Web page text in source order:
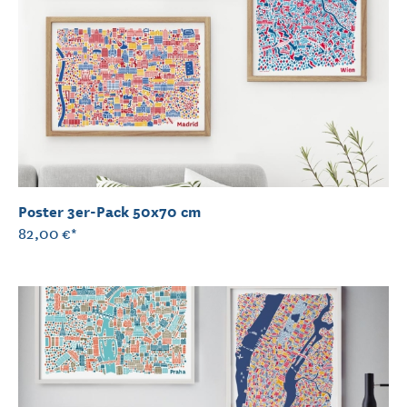
Poster 3er-Pack 50x70 cm
82,00 €*